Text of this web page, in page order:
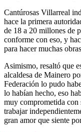
Cantúrosas Villarreal
hace la primera
de 18 a 20 millones de
conforme con eso, y
para hacer muchas
Asimismo, resaltó que
alcaldesa de Mainero
Federación lo pudo
lo habían hecho, eso
muy comprometida con
trabajar
gran amor que siente